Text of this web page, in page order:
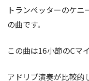
トランぺッターのケ
の曲です。
この曲は16小節のCマ
アドリブ演奏が比較的